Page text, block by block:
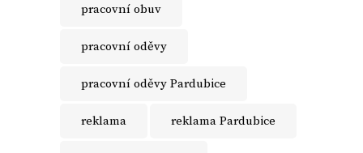
pracovní obuv
pracovní oděvy
pracovní oděvy Pardubice
reklama reklama Pardubice